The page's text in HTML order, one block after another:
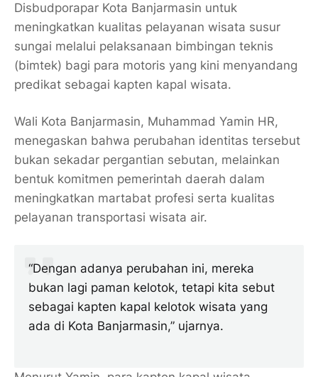
Disbudporapar Kota Banjarmasin untuk
meningkatkan kualitas pelayanan wisata susur
sungai melalui pelaksanaan bimbingan teknis
(bimtek) bagi para motoris yang kini menyandang
predikat sebagai kapten kapal wisata.
Wali Kota Banjarmasin, Muhammad Yamin HR,
menegaskan bahwa perubahan identitas tersebut
bukan sekadar pergantian sebutan, melainkan
bentuk komitmen pemerintah daerah dalam
meningkatkan martabat profesi serta kualitas
pelayanan transportasi wisata air.
“Dengan adanya perubahan ini, mereka
bukan lagi paman kelotok, tetapi kita sebut
sebagai kapten kapal kelotok wisata yang
ada di Kota Banjarmasin,” ujarnya.